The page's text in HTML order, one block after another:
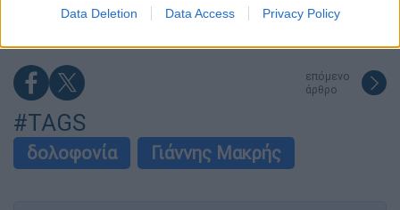
functionality and fraud prevention, and other
user protection.
Data Deletion Data Access Privacy Policy
επόμενο
άρθρο
#TAGS
δολοφονία Γιάννης Μακρής